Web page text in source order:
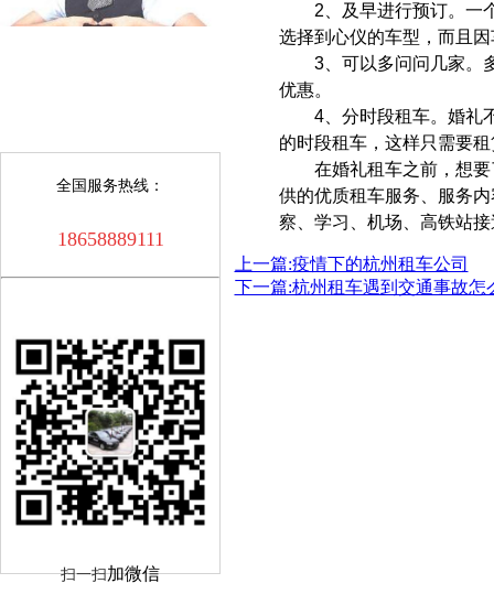
全国服务热线：
18658889111
扫一扫加微信
2、及早进行预订。一
选择到心仪的车型，而且
3、可以多问问几家。
优惠。
4、分时段租车。婚礼
的时段租车，这样只需要
在婚礼租车之前，想
供的优质租车服务、服务
察、学习、机场、高铁站
上一篇:疫情下的杭州租车公司
下一篇:杭州租车遇到交通事故怎